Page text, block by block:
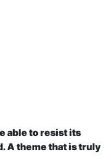
able to resist its
A theme that is truly